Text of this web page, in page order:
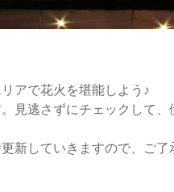
アで花火を堪能しよう♪
見逃さずにチェックして、
新していきますので、ご了